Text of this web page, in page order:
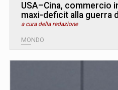
USA–Cina, commercio
maxi-deficit alla guerra
a cura della redazione
MONDO